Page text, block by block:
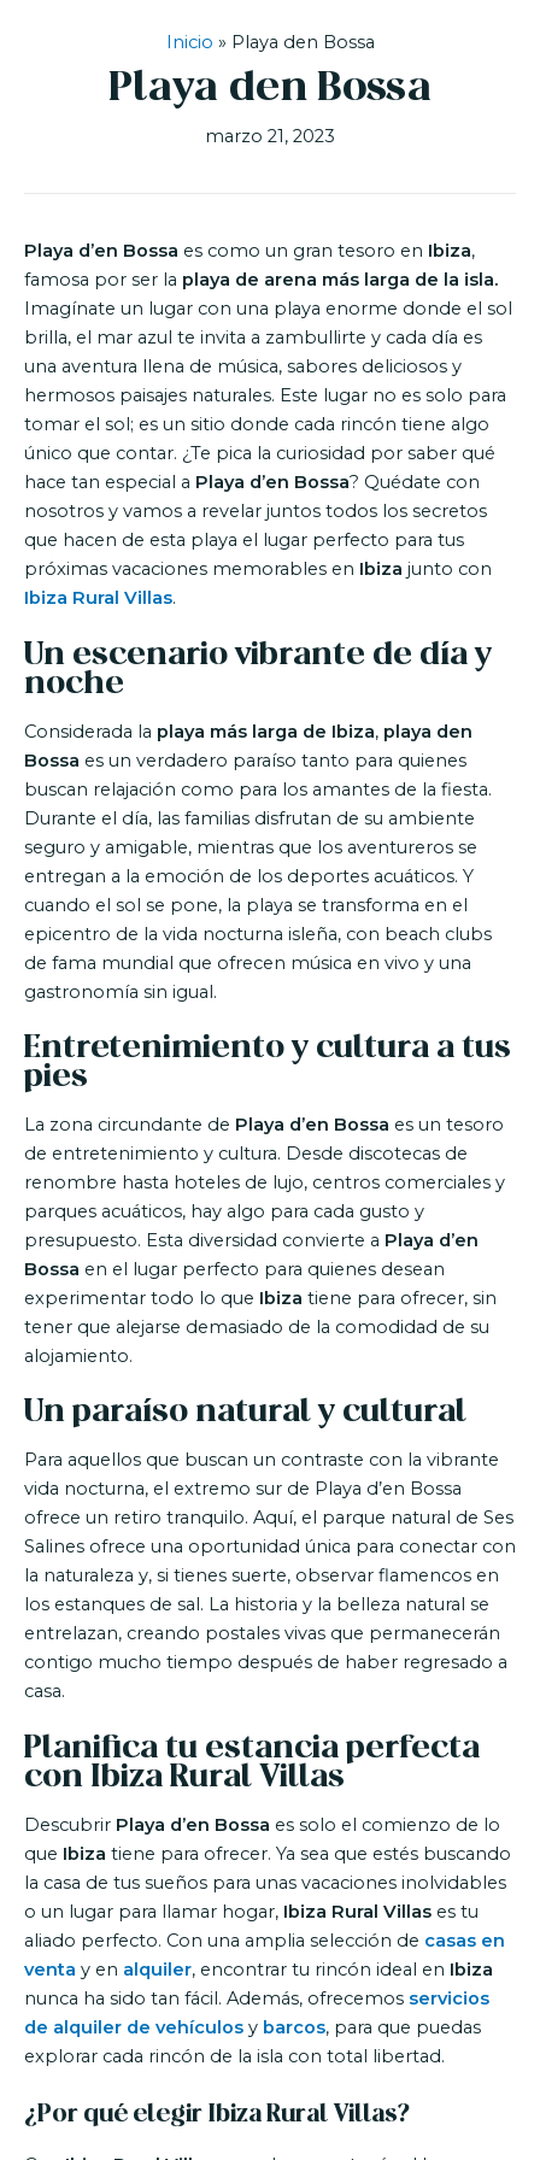
Inicio » Playa den Bossa
Playa den Bossa
marzo 21, 2023
Playa d’en Bossa es como un gran tesoro en Ibiza,
famosa por ser la playa de arena más larga de la isla.
Imagínate un lugar con una playa enorme donde el sol
brilla, el mar azul te invita a zambullirte y cada día es
una aventura llena de música, sabores deliciosos y
hermosos paisajes naturales. Este lugar no es solo para
tomar el sol; es un sitio donde cada rincón tiene algo
único que contar. ¿Te pica la curiosidad por saber qué
hace tan especial a Playa d’en Bossa? Quédate con
nosotros y vamos a revelar juntos todos los secretos
que hacen de esta playa el lugar perfecto para tus
próximas vacaciones memorables en Ibiza junto con
Ibiza Rural Villas.
Un escenario vibrante de día y
noche
Considerada la playa más larga de Ibiza, playa den
Bossa es un verdadero paraíso tanto para quienes
buscan relajación como para los amantes de la fiesta.
Durante el día, las familias disfrutan de su ambiente
seguro y amigable, mientras que los aventureros se
entregan a la emoción de los deportes acuáticos. Y
cuando el sol se pone, la playa se transforma en el
epicentro de la vida nocturna isleña, con beach clubs
de fama mundial que ofrecen música en vivo y una
gastronomía sin igual.
Entretenimiento y cultura a tus
pies
La zona circundante de Playa d’en Bossa es un tesoro
de entretenimiento y cultura. Desde discotecas de
renombre hasta hoteles de lujo, centros comerciales y
parques acuáticos, hay algo para cada gusto y
presupuesto. Esta diversidad convierte a Playa d’en
Bossa en el lugar perfecto para quienes desean
experimentar todo lo que Ibiza tiene para ofrecer, sin
tener que alejarse demasiado de la comodidad de su
alojamiento.
Un paraíso natural y cultural
Para aquellos que buscan un contraste con la vibrante
vida nocturna, el extremo sur de Playa d’en Bossa
ofrece un retiro tranquilo. Aquí, el parque natural de Ses
Salines ofrece una oportunidad única para conectar con
la naturaleza y, si tienes suerte, observar flamencos en
los estanques de sal. La historia y la belleza natural se
entrelazan, creando postales vivas que permanecerán
contigo mucho tiempo después de haber regresado a
casa.
Planifica tu estancia perfecta
con Ibiza Rural Villas
Descubrir Playa d’en Bossa es solo el comienzo de lo
que Ibiza tiene para ofrecer. Ya sea que estés buscando
la casa de tus sueños para unas vacaciones inolvidables
o un lugar para llamar hogar, Ibiza Rural Villas es tu
aliado perfecto. Con una amplia selección de casas en
venta y en alquiler, encontrar tu rincón ideal en Ibiza
nunca ha sido tan fácil. Además, ofrecemos servicios
de alquiler de vehículos y barcos, para que puedas
explorar cada rincón de la isla con total libertad.
¿Por qué elegir Ibiza Rural Villas?